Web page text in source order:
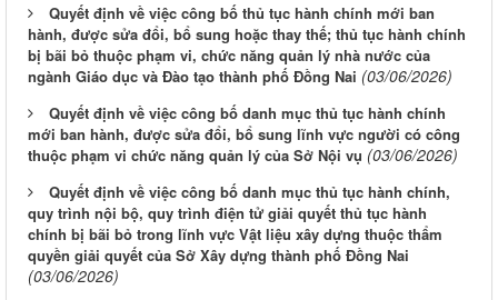
Quyết định về việc công bố thủ tục hành chính mới ban
hành, được sửa đổi, bổ sung hoặc thay thế; thủ tục hành chính
bị bãi bỏ thuộc phạm vi, chức năng quản lý nhà nước của
ngành Giáo dục và Đào tạo thành phố Đồng Nai (03/06/2026)
Quyết định về việc công bố danh mục thủ tục hành chính
mới ban hành, được sửa đổi, bổ sung lĩnh vực người có công
thuộc phạm vi chức năng quản lý của Sở Nội vụ (03/06/2026)
Quyết định về việc công bố danh mục thủ tục hành chính,
quy trình nội bộ, quy trình điện tử giải quyết thủ tục hành
chính bị bãi bỏ trong lĩnh vực Vật liệu xây dựng thuộc thẩm
quyền giải quyết của Sở Xây dựng thành phố Đồng Nai
(03/06/2026)